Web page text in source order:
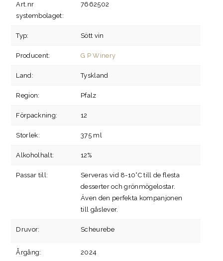
Art.nr
systembolaget:
7662502
Typ: Sött vin
Producent: G P Winery
Land: Tyskland
Region: Pfalz
Förpackning: 12
Storlek: 375 ml
Alkoholhalt: 12%
Passar till:
Serveras vid 8-10°C till de flesta
desserter och grönmögelostar.
Även den perfekta kompanjonen
till gåslever.
Druvor: Scheurebe
Årgång: 2024